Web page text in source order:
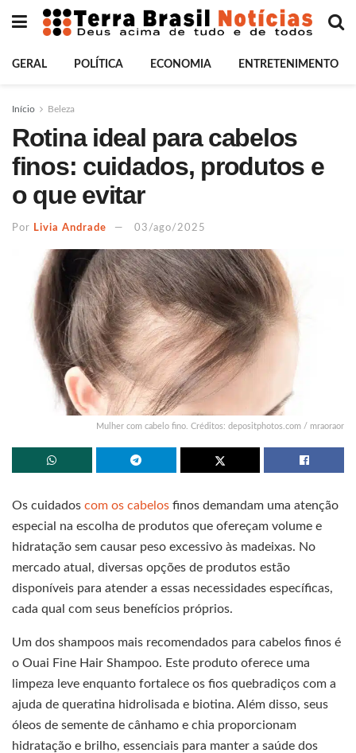
GERAL POLÍTICA ECONOMIA ENTRETENIMENTO
Início Beleza
Rotina ideal para cabelos
finos: cuidados, produtos e
o que evitar
Por Livia Andrade 03/ago/2025
Mulher com cabelo fino. Créditos: depositphotos.com / mraoraor
Os cuidados com os cabelos finos demandam uma atenção
especial na escolha de produtos que ofereçam volume e
hidratação sem causar peso excessivo às madeixas. No
mercado atual, diversas opções de produtos estão
disponíveis para atender a essas necessidades específicas,
cada qual com seus benefícios próprios.
Um dos shampoos mais recomendados para cabelos finos é
o Ouai Fine Hair Shampoo. Este produto oferece uma
limpeza leve enquanto fortalece os fios quebradiços com a
ajuda de queratina hidrolisada e biotina. Além disso, seus
óleos de semente de cânhamo e chia proporcionam
hidratação e brilho, essenciais para manter a saúde dos